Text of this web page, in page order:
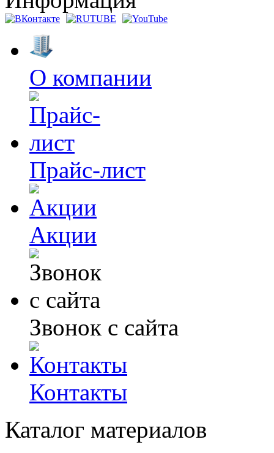
О компании
Прайс-лист
Акции
Звонок с сайта
Контакты
Каталог материалов